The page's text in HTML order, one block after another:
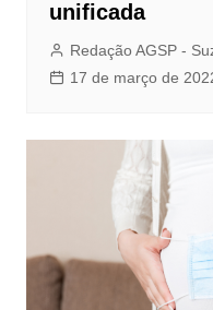
unificada
Redação AGSP -
17 de março de